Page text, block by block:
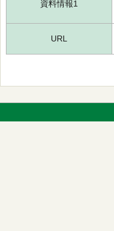
資料情報1
URL